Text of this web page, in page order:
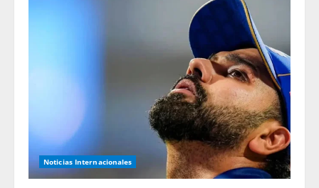
hante
encore
dans
le
Noticias Internacionales